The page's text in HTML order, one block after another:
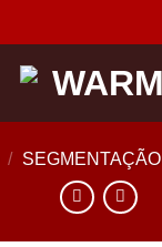
/ SEGMENTAÇÃO